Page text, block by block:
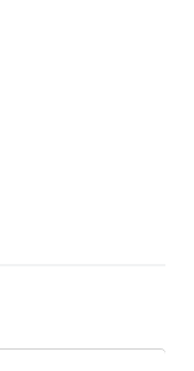
vivos que al